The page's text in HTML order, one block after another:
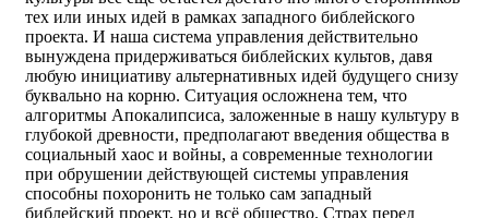
тех или иных идей в рамках западного библейского
проекта. И наша система управления действительно
вынуждена придерживаться библейских культов, давя
любую инициативу альтернативных идей будущего снизу
буквально на корню. Ситуация осложнена тем, что
алгоритмы Апокалипсиса, заложенные в нашу культуру в
глубокой древности, предполагают введения общества в
социальный хаос и войны, а современные технологии
при обрушении действующей системы управления
способны похоронить не только сам западный
библейский проект, но и всё общество. Страх перед